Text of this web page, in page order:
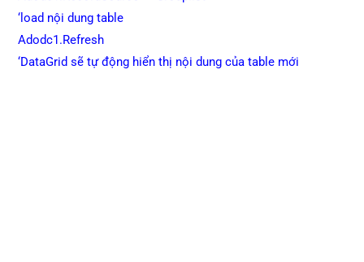
‘load nội dung table
Adodc1.Refresh
‘DataGrid sẽ tự động hiển thị nội dung của table mới